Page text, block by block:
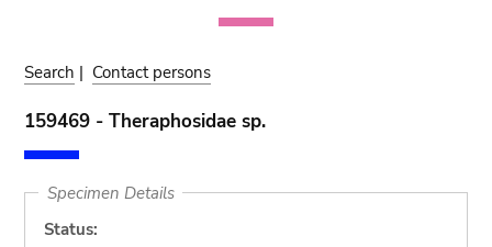
Search | Contact persons
159469 - Theraphosidae sp.
Specimen Details
Status: